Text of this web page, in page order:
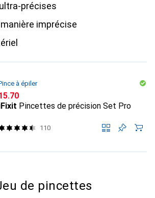
précises
imprécise
à épiler
Pincettes de précision Set Pro
110
de pincettes